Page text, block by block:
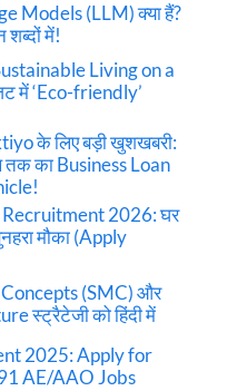
Models (LLM) क्या हैं?
शब्दों में!
Living on a
में ‘Eco-friendly’
के लिए बड़ी खुशखबरी:
तक का Business Loan
2026: घर
मौका (Apply
(SMC) और
स्ट्रैटेजी को हिंदी में
2025: Apply for
AE/AAO Jobs